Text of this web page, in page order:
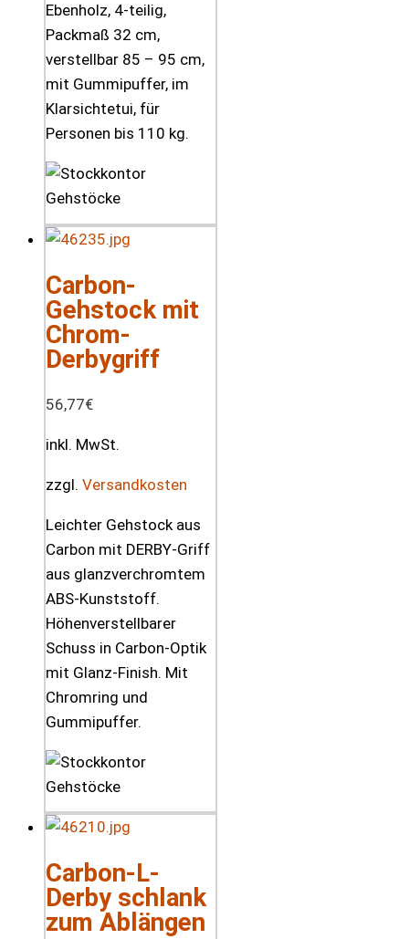
Ebenholz, 4-teilig,
Packmaß 32 cm,
verstellbar 85 – 95 cm,
mit Gummipuffer, im
Klarsichtetui, für
Personen bis 110 kg.
Carbon-
Gehstock mit
Chrom-
Derbygriff
56,77€
inkl. MwSt.
zzgl. Versandkosten
Leichter Gehstock aus
Carbon mit DERBY-Griff
aus glanzverchromtem
ABS-Kunststoff.
Höhenverstellbarer
Schuss in Carbon-Optik
mit Glanz-Finish. Mit
Chromring und
Gummipuffer.
Carbon-L-
Derby schlank
zum Ablängen